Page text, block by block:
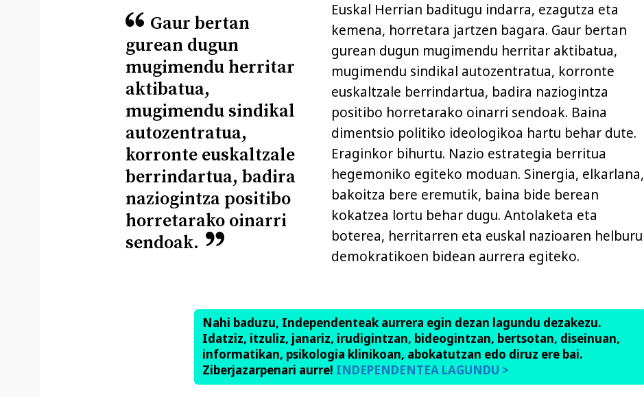
Gaur bertan
gurean dugun
mugimendu herritar
aktibatua,
mugimendu sindikal
autozentratua,
korronte euskaltzale
berrindartua, badira
naziogintza positibo
horretarako oinarri
sendoak.
Euskal Herrian baditugu indarra, ezagutza eta
kemena, horretara jartzen bagara. Gaur bertan
gurean dugun mugimendu herritar aktibatua,
mugimendu sindikal autozentratua, korronte
euskaltzale berrindartua, badira naziogintza
positibo horretarako oinarri sendoak. Baina
dimentsio politiko ideologikoa hartu behar dute.
Eraginkor bihurtu. Nazio estrategia berritua
hegemoniko egiteko moduan. Sinergia, elkarlana,
bakoitza bere eremutik, baina bide berean
kokatzea lortu behar dugu. Antolaketa eta
boterea, herritarren eta euskal nazioaren helburu
demokratikoen bidean aurrera egiteko.
Nahi baduzu, Independenteak aurrera egin dezan lagundu dezakezu.
Idatziz, itzuliz, janariz, irudigintzan, bideogintzan, bertsotan, diseinuan,
informatikan, psikologia klinikoan, abokatutzan edo diruz ere bai.
Ziberjazarpenari aurre! INDEPENDENTEA LAGUNDU >